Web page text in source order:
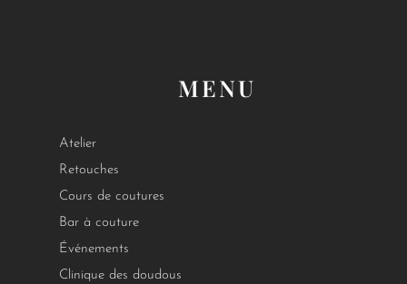
MENU
Atelier
Retouches
Cours de coutures
Bar à couture
Événements
Clinique des doudous